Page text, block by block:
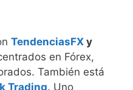
TendenciasFX y
en Fórex,
También está
Trading. Uno